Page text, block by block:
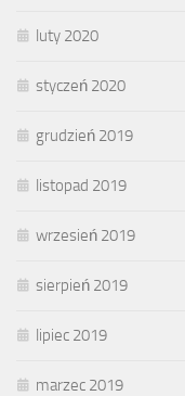
luty 2020
styczeń 2020
grudzień 2019
listopad 2019
wrzesień 2019
sierpień 2019
lipiec 2019
marzec 2019